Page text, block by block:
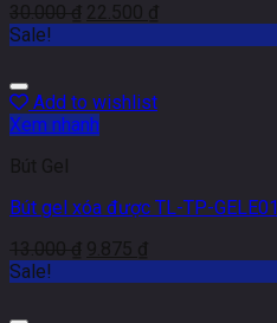
30.000₫ 22.500 ₫
Sale!
Add to wishlist
Xem nhanh
Bút Gel
Bút gel xóa được TL-TP-GELE01
13.000₫ 9.875 ₫
Sale!